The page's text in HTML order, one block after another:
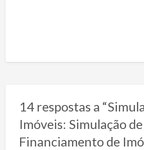
14 respostas a
Imóveis: Simulação de
Financiamento de